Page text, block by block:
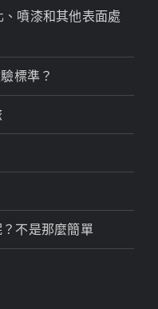
噴漆和其他表面處
標準？
不是那麼簡單